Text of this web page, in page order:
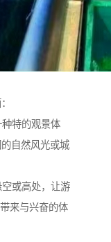
特的观景体
自然风光或城
或高处，让游
来与兴奋的体